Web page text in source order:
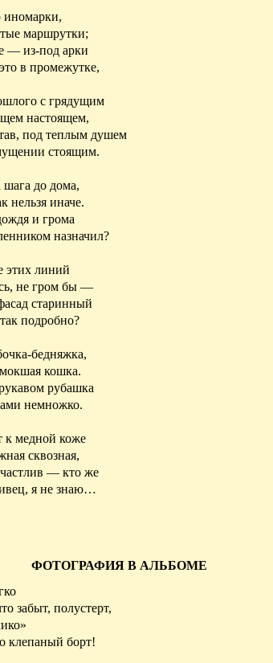
маршрутки;
— из-под арки
в промежутке,
с грядущим
настоящем,
под теплым душем
стоящим.
шага до дома,
нельзя иначе.
и грома
назначил?
этих линий
не гром бы —
старинный
подробно?
бедняжка,
кошка.
рубашка
немножко.
к медной коже
сквозная,
— кто же
я не знаю…
ФОТОГРАФИЯ В АЛЬБОМЕ
забыт, полустерт,
клепаный борт!